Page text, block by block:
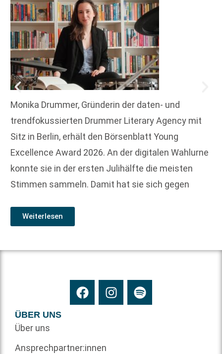
Monika Drummer, Gründerin der daten- und
trendfokussierten Drummer Literary Agency mit
Sitz in Berlin, erhält den Börsenblatt Young
Excellence Award 2026. An der digitalen Wahlurne
konnte sie in der ersten Julihälfte die meisten
Stimmen sammeln. Damit hat sie sich gegen
Weiterlesen
ÜBER UNS
Über uns
Ansprechpartner:innen